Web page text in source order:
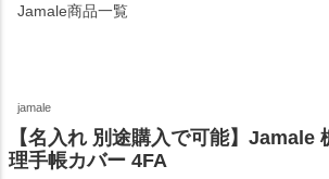
Jamale商品一覧
jamale
【名入れ 別途購入で可能】Jamale
理手帳カバー 4FA